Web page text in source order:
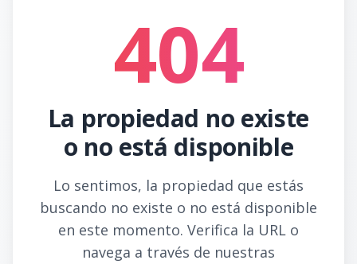
404
La propiedad no existe
o no está disponible
Lo sentimos, la propiedad que estás
buscando no existe o no está disponible
en este momento. Verifica la URL o
navega a través de nuestras